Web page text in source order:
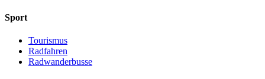
Sport
Tourismus
Radfahren
Radwanderbusse